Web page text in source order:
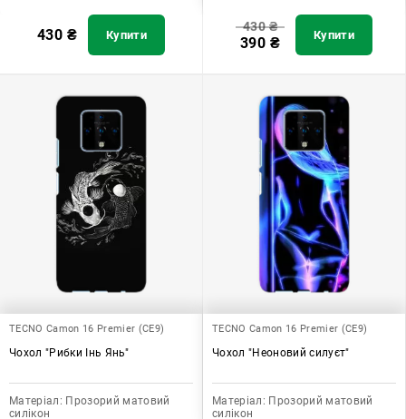
430 ₴ Купити
430₴
390 ₴ Купити
TECNO Camon 16 Premier (CE9)
Чохол "Рибки Інь Янь"
Матеріал: Прозорий матовий
силікон
TECNO Camon 16 Premier (CE9)
Чохол "Неоновий силуєт"
Матеріал: Прозорий матовий
силікон